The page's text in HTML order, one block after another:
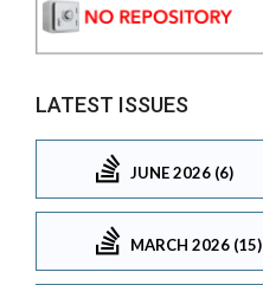
LATEST ISSUES
JUNE 2026 (6)
MARCH 2026 (15)